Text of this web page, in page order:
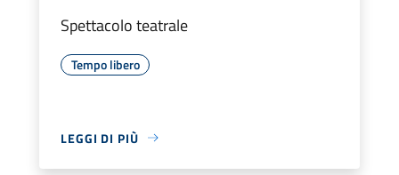
Spettacolo teatrale
Tempo libero
LEGGI DI PIÙ